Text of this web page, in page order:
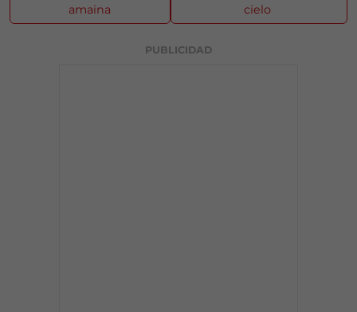
amaina
cielo
PUBLICIDAD